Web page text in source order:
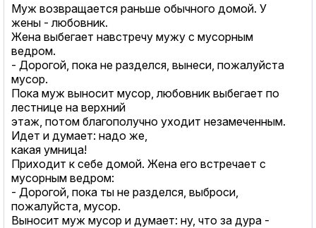
Муж возвращается раньше обычного домой. У
жены - любовник.
Жена выбегает навстречу мужу с мусорным
ведром.
- Дорогой, пока не разделся, вынеси, пожалуйста
мусор.
Пока муж выносит мусор, любовник выбегает по
лестнице на верхний
этаж, потом благополучно уходит незамеченным.
Идет и думает: надо же,
какая умница!
Приходит к себе домой. Жена его встречает с
мусорным ведром:
- Дорогой, пока ты не разделся, выброси,
пожалуйста, мусор.
Выносит муж мусор и думает: ну, что за дура -